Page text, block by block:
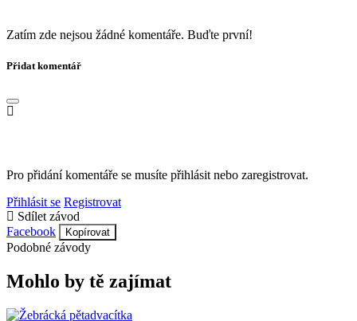
Zatím zde nejsou žádné komentáře. Buďte první!
Přidat komentář
Pro přidání komentáře se musíte přihlásit nebo zaregistrovat.
Přihlásit se Registrovat
Sdílet závod
Facebook
Kopírovat
Podobné závody
Mohlo by tě zajímat